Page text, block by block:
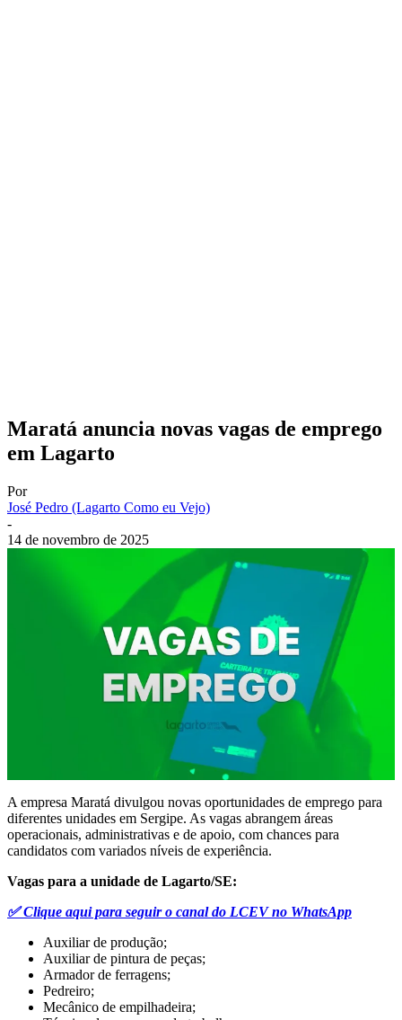
Maratá anuncia novas vagas de emprego
em Lagarto
Por
José Pedro (Lagarto Como eu Vejo)
-
14 de novembro de 2025
A empresa Maratá divulgou novas oportunidades de emprego para
diferentes unidades em Sergipe. As vagas abrangem áreas
operacionais, administrativas e de apoio, com chances para
candidatos com variados níveis de experiência.
Vagas para a unidade de Lagarto/SE:
✅ Clique aqui para seguir o canal do LCEV no WhatsApp
Auxiliar de produção;
Auxiliar de pintura de peças;
Armador de ferragens;
Pedreiro;
Mecânico de empilhadeira;